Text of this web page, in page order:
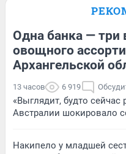
Одна банка — три
овощного
Архангельской
13 часов 6 919
«Выглядит, будто сейчас
Австралии шокировало
Накипело у младшей